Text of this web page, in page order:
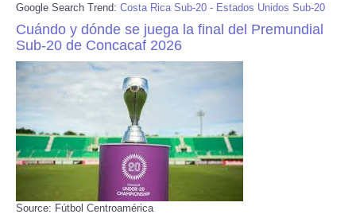
Google Search Trend: Costa Rica Sub-20 - Estados Unidos Sub-20
Cuándo y dónde se juega la final del Premundial
Sub-20 de Concacaf 2026
Source: Fútbol Centroamérica